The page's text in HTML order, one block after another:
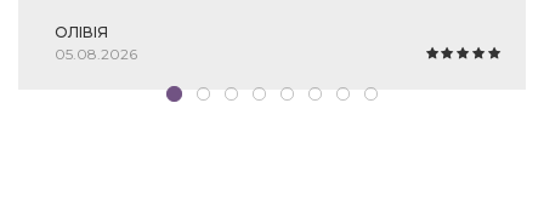
ОЛІВІЯ
05.08.2026